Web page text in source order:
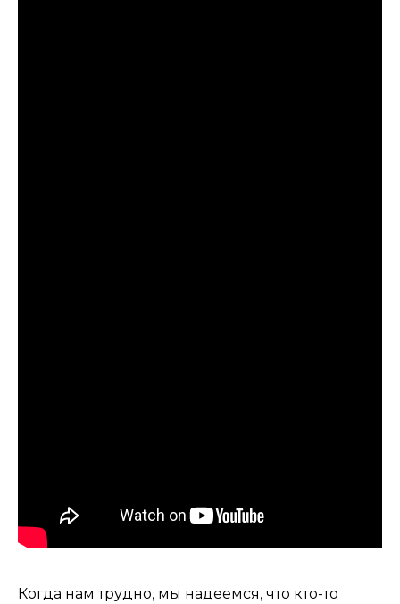
Когда нам трудно, мы надеемся, что кто-то